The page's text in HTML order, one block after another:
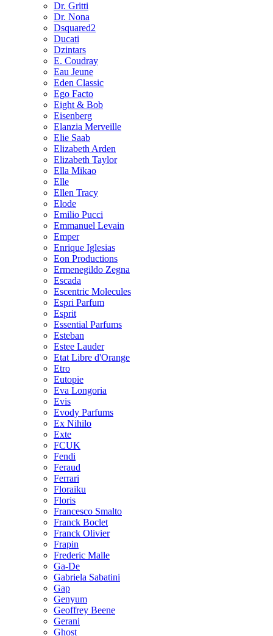
Dr. Gritti
Dr. Nona
Dsquared2
Ducati
Dzintars
E. Coudray
Eau Jeune
Eden Classic
Ego Facto
Eight & Bob
Eisenberg
Elanzia Merveille
Elie Saab
Elizabeth Arden
Elizabeth Taylor
Ella Mikao
Elle
Ellen Tracy
Elode
Emilio Pucci
Emmanuel Levain
Emper
Enrique Iglesias
Eon Productions
Ermenegildo Zegna
Escada
Escentric Molecules
Espri Parfum
Esprit
Essential Parfums
Esteban
Estee Lauder
Etat Libre d'Orange
Etro
Eutopie
Eva Longoria
Evis
Evody Parfums
Ex Nihilo
Exte
FCUK
Fendi
Feraud
Ferrari
Floraiku
Floris
Francesco Smalto
Franck Boclet
Franck Olivier
Frapin
Frederic Malle
Ga-De
Gabriela Sabatini
Gap
Genyum
Geoffrey Beene
Gerani
Ghost